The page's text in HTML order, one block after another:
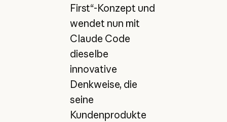
First“-Konzept und
wendet nun mit
Claude Code
dieselbe
innovative
Denkweise, die
seine
Kundenprodukte